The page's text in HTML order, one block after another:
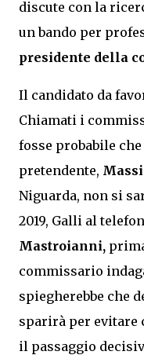
discute con la
un bando per
presidente della
Il candidato da
Chiamati i
fosse probabile
pretendente,
Niguarda, non si
2019, Galli al
Mastroianni,
commissario
spiegherebbe che
sparirà per evitare
il passaggio